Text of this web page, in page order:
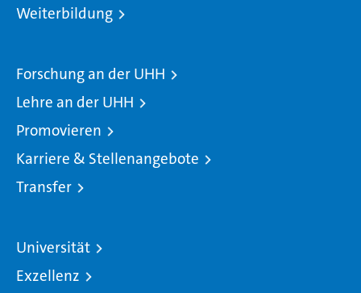
Weiterbildung
Forschung an der UHH
Lehre an der UHH
Promovieren
Karriere & Stellenangebote
Transfer
Universität
Exzellenz